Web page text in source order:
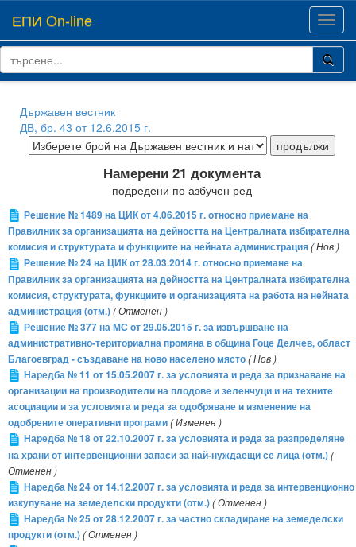
ЕПИ On-line
Държавен вестник
ДВ, бр. 43 от 12.6.2015 г.
Намерени 21 документа
подредени по азбучен ред
Решение № 1489 на ЦИК от 4.06.2015 г. относно приемане на
Правилник за организацията на дейността на Централната избирателна
комисия и структурата и функциите на нейната администрация( Нов )
Решение № 24 на ЦИК от 28.03.2014 г. относно приемане на
Правилник за организацията на дейността на Централната избирателна
комисия, структурата, функциите и организацията на работа на нейната
администрация (отм.)( Отменен )
Решение № 377 на МС от 29.05.2015 г. за извършване на
административно-териториална промяна в община Гоце Делчев, област
Благоевград - създаване на ново населено място( Нов )
Наредба № 11 от 15.05.2007 г. за условията и реда за признаване на
организации на производители на плодове и зеленчуци и на техните
асоциации и за условията и реда за одобряване и изменение на
одобрените оперативни програми( Изменен )
Наредба № 18 от 22.10.2007 г. за условията и реда за разпределяне
на храни от интервенционни запаси за най-нуждаещи се лица (отм.)(
Отменен )
Наредба № 24 от 14.12.2007 г. за условията и реда за интервенционно
изкупуване на земеделски продукти (отм.)( Отменен )
Наредба № 25 от 28.12.2007 г. за частно складиране на земеделски
продукти (отм.)( Отменен )